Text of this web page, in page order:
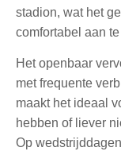
stadion, wat het
comfortabel aan
Het openbaar
met frequente
maakt het ideaal
hebben of liever
Op